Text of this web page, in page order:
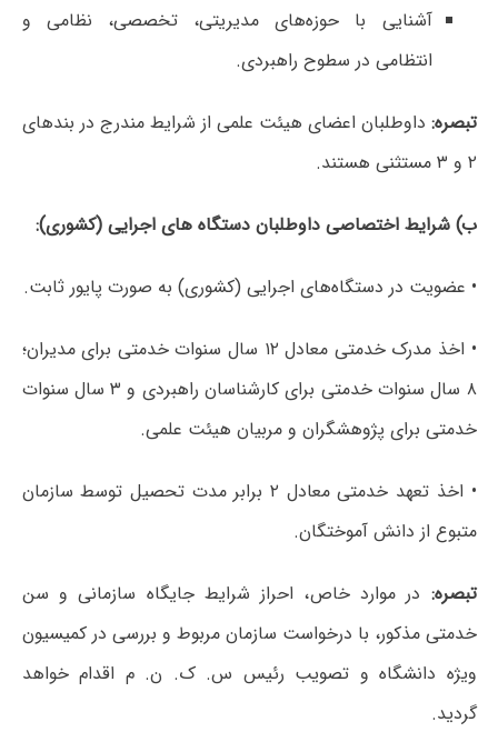
آشنایی با حوزه‌های مدیریتی، تخصصی، نظامی و
انتظامی در سطوح راهبردی.
تبصره: داوطلبان اعضای هیئت علمی از شرایط مندرج در بندهای
۲ و ۳ مستثنی هستند.
ب) شرایط اختصاصی داوطلبان دستگاه های اجرایی (کشوری):
• عضویت در دستگاه‌های اجرایی (کشوری) به صورت پایور ثابت.
• اخذ مدرک خدمتی معادل ۱۲ سال سنوات خدمتی برای مدیران؛
۸ سال سنوات خدمتی برای کارشناسان راهبردی و ۳ سال سنوات
خدمتی برای پژوهشگران و مربیان هیئت علمی.
• اخذ تعهد خدمتی معادل ۲ برابر مدت تحصیل توسط سازمان
متبوع از دانش آموختگان.
تبصره: در موارد خاص، احراز شرایط جایگاه سازمانی و سن
خدمتی مذکور، با درخواست سازمان مربوط و بررسی در کمیسیون
ویژه دانشگاه و تصویب رئیس س. ک. ن. م اقدام خواهد
گردید.